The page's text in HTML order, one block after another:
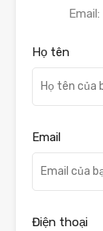
Email:
Họ tên
Email
Điện thoại